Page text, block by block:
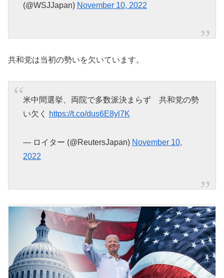
(@WSJJapan) November 10, 2022
共和党は当初の勢いを欠いています。
米中間選挙、両院で多数派決まらず 共和党の勢
い欠く
https://t.co/dus6E8yl7K
— ロイター (@ReutersJapan) November 10,
2022